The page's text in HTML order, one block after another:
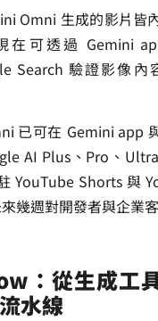
Omni 生成的影片皆
在可透過 Gemini
Search 驗證影像內
已可在 Gemini app
AI Plus、Pro、
YouTube Shorts 與
幾週對開發者與企業
：從生成工
水線